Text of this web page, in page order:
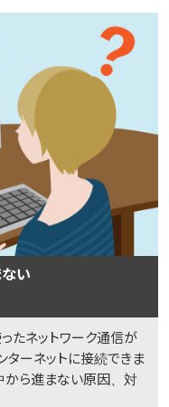
い
たネットワーク通信が
ターネットに接続できま
から進まない原因、対